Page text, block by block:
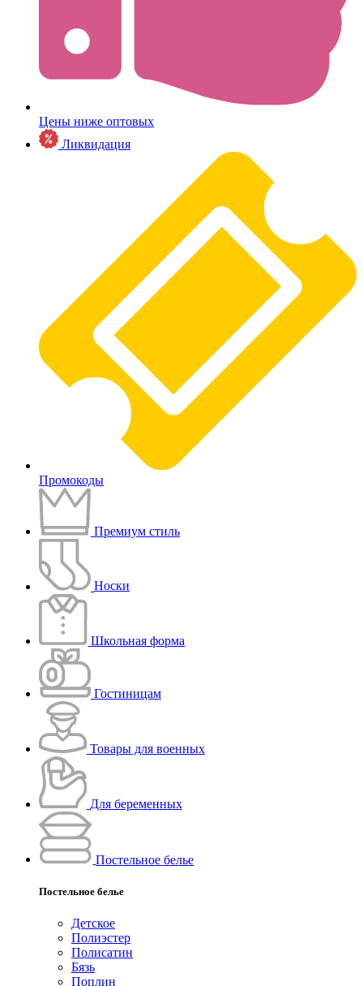
Цены ниже оптовых
Ликвидация
Промокоды
Премиум стиль
Носки
Школьная форма
Гостиницам
Товары для военных
Для беременных
Постельное белье
Постельное белье
Детское
Полиэстeр
Полисатин
Бязь
Поплин